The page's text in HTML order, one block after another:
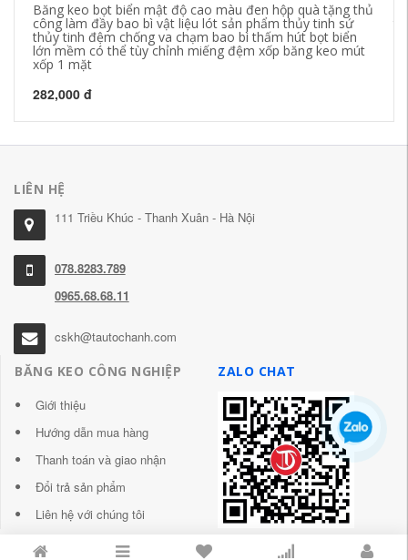
Băng keo bọt biển mật độ cao màu đen hộp quà tặng thủ
công làm đầy bao bì vật liệu lót sản phẩm thủy tinh sứ
thủy tinh đệm chống va chạm bao bì thấm hút bọt biển
lớn mềm có thể tùy chỉnh miếng đệm xốp băng keo mút
xốp 1 mặt
282,000 đ
LIÊN HỆ
111 Triều Khúc - Thanh Xuân - Hà Nội
078.8283.789
0965.68.68.11
cskh@tautochanh.com
BĂNG KEO CÔNG NGHIỆP
Giới thiệu
Hướng dẫn mua hàng
Thanh toán và giao nhận
Đổi trả sản phẩm
Liên hệ với chúng tôi
ZALO CHAT